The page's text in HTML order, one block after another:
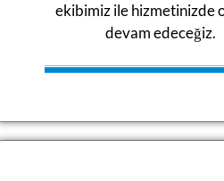
ekibimiz ile hizmetinizde
devam edeceğiz.​​